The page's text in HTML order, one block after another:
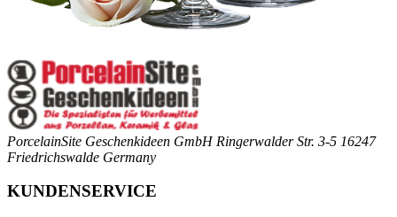
PorcelainSite Geschenkideen GmbH Ringerwalder Str. 3-5 16247
Friedrichswalde Germany
KUNDENSERVICE